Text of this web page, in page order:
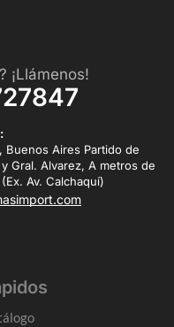
¡Llámenos!
Buenos Aires Partido de
Gral. Alvarez, A metros de
Av. Calchaquí)